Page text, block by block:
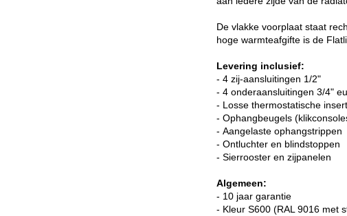
De vlakke voorplaat staat
hoge warmteafgifte is de
Levering inclusief:
- 4 zij-aansluitingen 1/2"
- 4 onderaansluitingen 3/4"
- Losse thermostatische
- Ophangbeugels
- Aangelaste ophangstrippen
- Ontluchter en blindstoppen
- Sierrooster en zijpanelen
Algemeen:
- 10 jaar garantie
- Kleur S600 (RAL 9016 met